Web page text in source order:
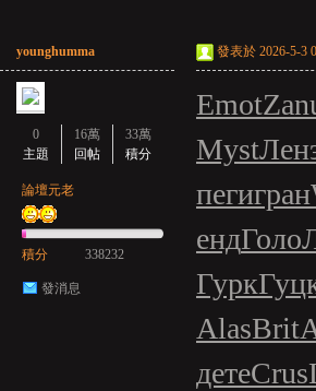
younghumma
0
主題
16萬
回帖
33萬
積分
論壇元老
積分 338232
發消息
發表於 2026-5-3
Emot
Myst
пегигран
ендГоло
Гурк
AlasBrit
детеCrus